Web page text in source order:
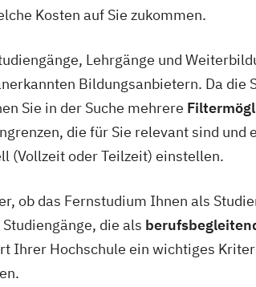
Kosten auf Sie zukommen.
Lehrgänge und
Bildungsanbietern. Da die
Sie in der Suche mehrere
die für Sie relevant sind und
(Vollzeit oder Teilzeit) einstellen.
ob das Fernstudium Ihnen als
die als
Ihrer Hochschule ein wichtiges